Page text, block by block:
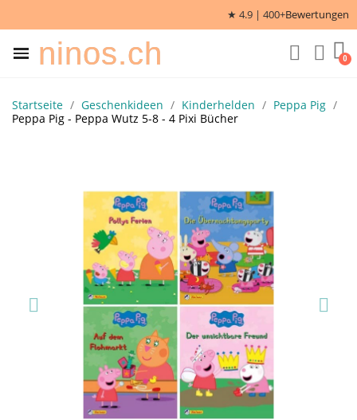
★ 4.9 | 400+Bewertungen
ninos.ch
Startseite Geschenkideen Kinderhelden
Peppa Pig
Peppa Pig - Peppa Wutz 5-8 - 4 Pixi Bücher